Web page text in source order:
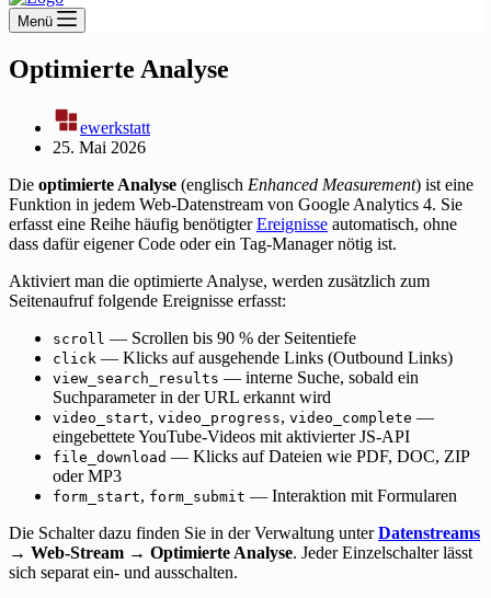
Menü
Optimierte Analyse
ewerkstatt
25. Mai 2026
Die optimierte Analyse (englisch Enhanced Measurement) ist eine
Funktion in jedem Web-Datenstream von Google Analytics 4. Sie
erfasst eine Reihe häufig benötigterEreignisse automatisch, ohne
dass dafür eigener Code oder ein Tag-Manager nötig ist.
Aktiviert man die optimierte Analyse, werden zusätzlich zum
Seitenaufruf folgende Ereignisse erfasst:
scroll — Scrollen bis 90 % der Seitentiefe
click — Klicks auf ausgehende Links (Outbound Links)
view_search_results — interne Suche, sobald ein
Suchparameter in der URL erkannt wird
video_start, video_progress, video_complete —
eingebettete YouTube-Videos mit aktivierter JS-API
file_download — Klicks auf Dateien wie PDF, DOC, ZIP
oder MP3
form_start, form_submit — Interaktion mit Formularen
Die Schalter dazu finden Sie in der Verwaltung unterDatenstreams
→ Web-Stream → Optimierte Analyse. Jeder Einzelschalter lässt
sich separat ein- und ausschalten.